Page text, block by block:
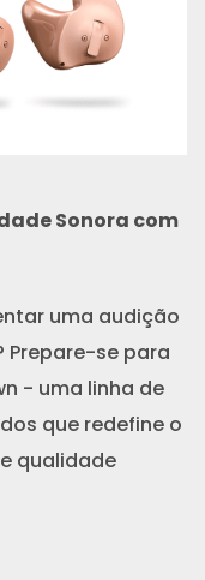
Sonora com
uma audição
Prepare-se para
- uma linha de
que redefine o
qualidade